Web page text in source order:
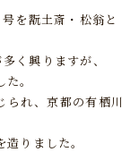
を翫土斎・松翁と
く興りますが、
。
られ、京都の有栖川
りました。